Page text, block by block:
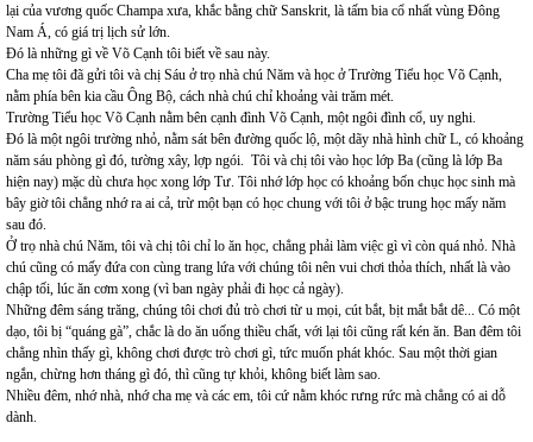
lại của vương quốc Champa xưa, khắc bằng chữ Sanskrit, là tấm bia cổ nhất vùng Đông
Nam Á, có giá trị lịch sử lớn.
Đó là những gì về Võ Cạnh tôi biết về sau này.
Cha mẹ tôi đã gửi tôi và chị Sáu ở trọ nhà chú Năm và học ở Trường Tiểu học Võ Cạnh,
nằm phía bên kia cầu Ông Bộ, cách nhà chú chỉ khoảng vài trăm mét.
Trường Tiểu học Võ Cạnh nằm bên cạnh đình Võ Cạnh, một ngôi đình cổ, uy nghi.
Đó là một ngôi trường nhỏ, nằm sát bên đường quốc lộ, một dãy nhà hình chữ L, có khoảng
năm sáu phòng gì đó, tường xây, lợp ngói. Tôi và chị tôi vào học lớp Ba (cũng là lớp Ba
hiện nay) mặc dù chưa học xong lớp Tư. Tôi nhớ lớp học có khoảng bốn chục học sinh mà
bây giờ tôi chẳng nhớ ra ai cả, trừ một bạn có học chung với tôi ở bậc trung học mấy năm
sau đó.
Ở trọ nhà chú Năm, tôi và chị tôi chỉ lo ăn học, chẳng phải làm việc gì vì còn quá nhỏ. Nhà
chú cũng có mấy đứa con cùng trang lứa với chúng tôi nên vui chơi thỏa thích, nhất là vào
chập tối, lúc ăn cơm xong (vì ban ngày phải đi học cả ngày).
Những đêm sáng trăng, chúng tôi chơi đủ trò chơi từ u mọi, cút bắt, bịt mắt bắt dê... Có một
dạo, tôi bị “quáng gà”, chắc là do ăn uống thiều chất, với lại tôi cũng rất kén ăn. Ban đêm tôi
chẳng nhìn thấy gì, không chơi được trò chơi gì, tức muốn phát khóc. Sau một thời gian
ngắn, chừng hơn tháng gì đó, thì cũng tự khỏi, không biết làm sao.
Nhiều đêm, nhớ nhà, nhớ cha mẹ và các em, tôi cứ nằm khóc rưng rức mà chẳng có ai dỗ
dành.